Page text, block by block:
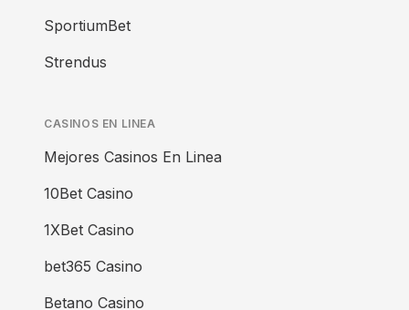
SportiumBet
Strendus
CASINOS EN LINEA
Mejores Casinos En Linea
10Bet Casino
1XBet Casino
bet365 Casino
Betano Casino